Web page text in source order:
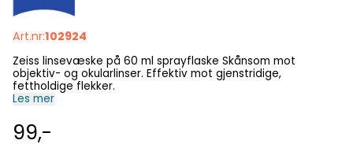
Art.nr:102924
Zeiss linsevæske på 60 ml sprayflaske Skånsom mot
objektiv- og okularlinser. Effektiv mot gjenstridige,
Les mer
99,-